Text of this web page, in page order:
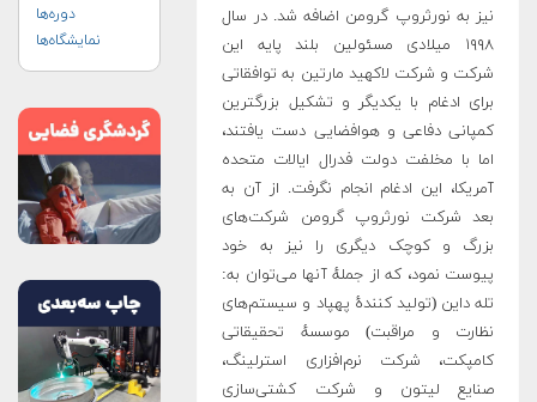
نیز به نورثروپ گرومن اضافه شد. در سال
۱۹۹۸ میلادی مسئولین بلند پایه این
شرکت و شرکت لاکهید مارتین به توافقاتی
برای ادغام با یکدیگر و تشکیل بزرگترین
کمپانی دفاعی و هوافضایی دست یافتند،
اما با مخلفت دولت فدرال ایالات متحده
آمریکا، این ادغام انجام نگرفت. از آن به
بعد شرکت نورثروپ گرومن شرکت‌های
بزرگ و کوچک دیگری را نیز به خود
پیوست نمود، که از جملهٔ آنها می‌توان به:
تله داین (تولید کنندهٔ پهپاد و سیستم‌های
نظارت و مراقبت) موسسهٔ تحقیقاتی
کامپکت، شرکت نرم‌افزاری استرلینگ،
صنایع لیتون و شرکت کشتی‌سازی
دوره‌ها
نمایشگاه‌ها